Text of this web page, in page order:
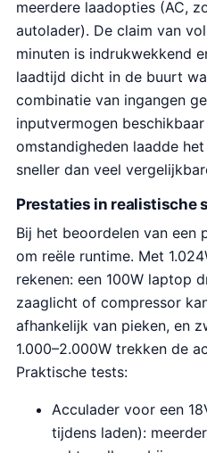
meerdere laadopties (AC,
autolader). De claim van
minuten is indrukwekkend
laadtijd dicht in de buurt
combinatie van ingangen
inputvermogen
omstandigheden laadde
sneller dan veel
Prestaties in realistische
Bij het beoordelen van een
om reële runtime. Met
rekenen: een 100W laptop
zaaglicht of compressor
afhankelijk van pieken, en
1.000–2.000W trekken de
Praktische tests:
Acculader voor een
tijdens laden):